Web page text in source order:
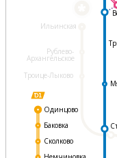
Ильинская
Рублево-
Архангельское
Троице-Лыково
Одинцово
Баковка
Сколково